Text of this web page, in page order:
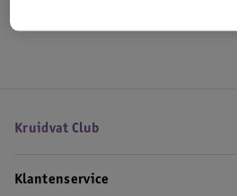
Kruidvat Club
Klantenservice